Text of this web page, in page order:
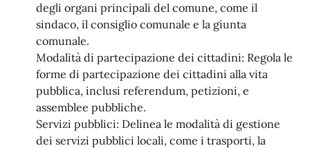
degli organi principali del comune, come il
sindaco, il consiglio comunale e la giunta
comunale.
Modalità di partecipazione dei cittadini: Regola le
forme di partecipazione dei cittadini alla vita
pubblica, inclusi referendum, petizioni, e
assemblee pubbliche.
Servizi pubblici: Delinea le modalità di gestione
dei servizi pubblici locali, come i trasporti, la